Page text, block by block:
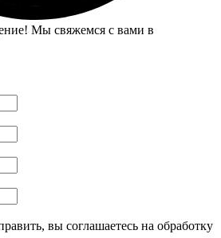
Мы свяжемся с вами в
вы соглашаетесь на обработку